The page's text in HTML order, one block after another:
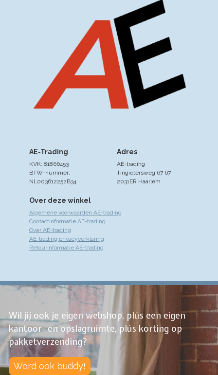
Over deze winkel
Algemene voorwaarden AE-trading
Contactinformatie AE-trading
Over AE-trading
AE-trading privacyverklaring
Retourinformatie AE-trading
Adres
AE-trading
Tingietersweg 67 67
2031ER Haarlem
AE-Trading
KVK: 81866453
BTW-nummer:
NL003612252B34
Wil jij ook je eigen webshop, plús een eigen
kantoor- en opslagruimte, plús korting op
pakketverzending?
Word ook buddy!